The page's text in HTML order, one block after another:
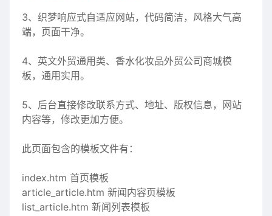
3、织梦响应式自适应网站，代码简洁，风格大气高
端，页面干净。
4、英文外贸通用类、香水化妆品外贸公司商城模
板，通用实用。
5、后台直接修改联系方式、地址、版权信息，网站
内容等，修改更加方便。
此页面包含的模板文件有：
index.htm 首页模板
article_article.htm 新闻内容页模板
list_article.htm 新闻列表模板